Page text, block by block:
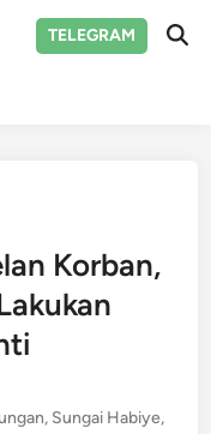
TELEGRAM
Korban,
, Sungai Habiye,